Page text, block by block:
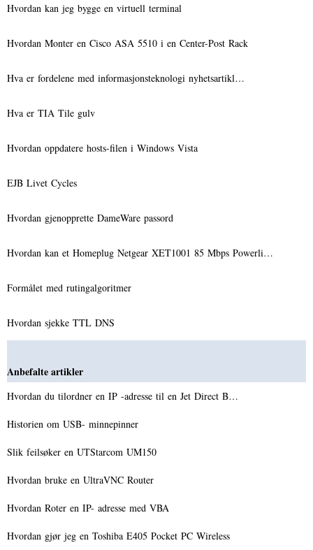
Hvordan kan jeg bygge en virtuell terminal
Hvordan Monter en Cisco ASA 5510 i en Center-Post Rack
Hva er fordelene med informasjonsteknologi nyhetsartikl…
Hva er TIA Tile gulv
Hvordan oppdatere hosts-filen i Windows Vista
EJB Livet Cycles
Hvordan gjenopprette DameWare passord
Hvordan kan et Homeplug Netgear XET1001 85 Mbps Powerli…
Formålet med rutingalgoritmer
Hvordan sjekke TTL DNS
Anbefalte artikler
Hvordan du tilordner en IP -adresse til en Jet Direct B…
Historien om USB- minnepinner
Slik feilsøker en UTStarcom UM150
Hvordan bruke en UltraVNC Router
Hvordan Roter en IP- adresse med VBA
Hvordan gjør jeg en Toshiba E405 Pocket PC Wireless